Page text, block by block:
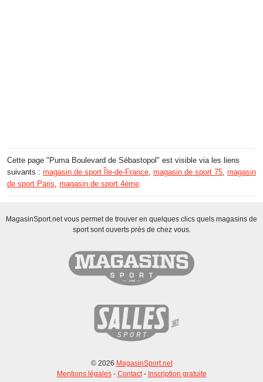
Cette page "Puma Boulevard de Sébastopol" est visible via les liens
suivants : magasin de sport Île-de-France, magasin de sport 75, magasin
de sport Paris, magasin de sport 4ème.
MagasinSport.net vous permet de trouver en quelques clics quels magasins de
sport sont ouverts près de chez vous.
© 2026 MagasinSport.net
Mentions légales- Contact- Inscription gratuite